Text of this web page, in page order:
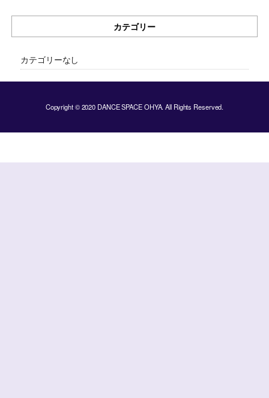
ブ
カテゴリー
カテゴリーなし
Copyright © 2020 DANCE SPACE OHYA. All Rights Reserved.